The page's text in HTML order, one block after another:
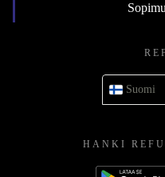
Suomi
HANKI